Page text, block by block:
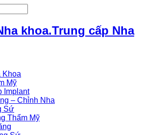
Trung cấp Nha
Khoa
Mỹ
Implant
– Chỉnh Nha
Sứ
Thẩm Mỹ